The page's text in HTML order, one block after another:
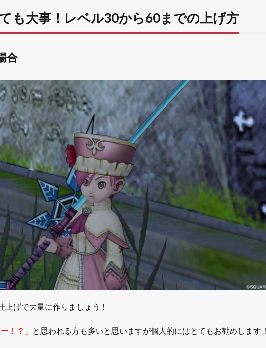
も大事！レベル30から60までの上げ方
合
上げで大量に作りましょう！
！？」 と思われる方も多いと思いますが個人的にはとてもお勧めします！